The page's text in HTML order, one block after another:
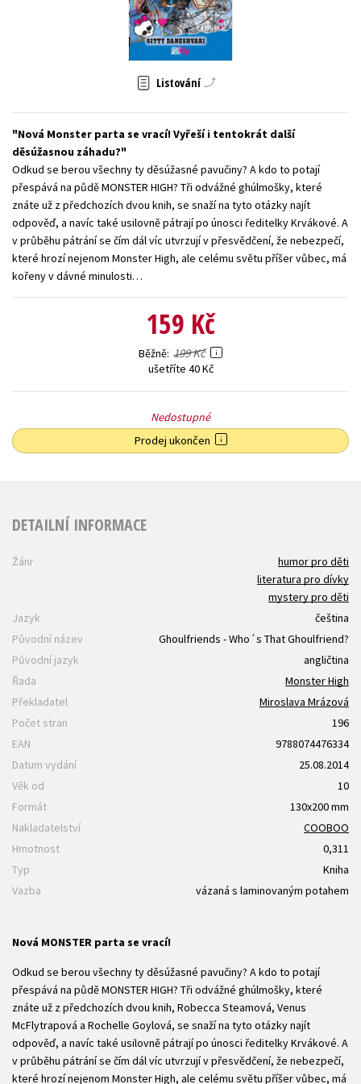
Zahraniční literatura
Všechny tituly
Listování
Nová Monster parta se vrací! Vyřeší i tentokrát další
děsúžasnou záhadu?
Odkud se berou všechny ty děsúžasné pavučiny? A kdo to potají
přespává na půdě MONSTER HIGH? Tři odvážné ghúlmošky, které
znáte už z předchozích dvou knih, se snaží na tyto otázky najít
odpověď, a navíc také usilovně pátrají po únosci ředitelky Krvákové. A
v průběhu pátrání se čím dál víc utvrzují v přesvědčení, že nebezpečí,
které hrozí nejenom Monster High, ale celému světu příšer vůbec, má
kořeny v dávné minulosti…
159 Kč
Běžně 199 Kč
ušetříte 40 Kč
Nedostupné
Prodej ukončen
DETAILNÍ INFORMACE
Žánr
humor pro děti
literatura pro dívky
mystery pro děti
Jazyk
čeština
Původní název
Ghoulfriends - Who´s That Ghoulfriend?
Původní jazyk
angličtina
Řada
Monster High
Překladatel
Miroslava Mrázová
Počet stran
196
EAN
9788074476334
Datum vydání
25.08.2014
Věk od
10
Formát
130x200 mm
Nakladatelství
COOBOO
Hmotnost
0,311
Typ
Kniha
Vazba
vázaná s laminovaným potahem
Nová MONSTER parta se vrací!
Odkud se berou všechny ty děsúžasné pavučiny? A kdo to potají
přespává na půdě MONSTER HIGH? Tři odvážné ghúlmošky, které
znáte už z předchozích dvou knih, Robecca Steamová, Venus
McFlytrapová a Rochelle Goylová, se snaží na tyto otázky najít
odpověď, a navíc také usilovně pátrají po únosci ředitelky Krvákové. A
v průběhu pátrání se čím dál víc utvrzují v přesvědčení, že nebezpečí,
které hrozí nejenom Monster High, ale celému světu příšer vůbec, má